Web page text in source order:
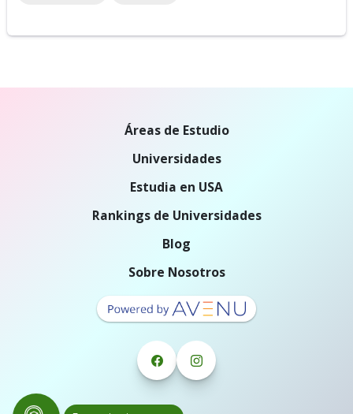
Áreas de Estudio
Universidades
Estudia en USA
Rankings de Universidades
Blog
Sobre Nosotros